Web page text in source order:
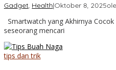
Gadget, Health|Oktober 8, 2025
Smartwatch yang Akhirnya
seseorang mencari
tips dan trik